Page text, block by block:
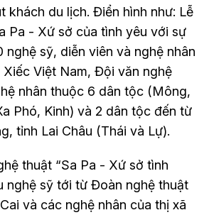
khách du lịch. Điển hình như: Lễ
Pa - Xứ sở của tình yêu với sự
nghệ sỹ, diễn viên và nghệ nhân
Việt Nam, Đội văn nghệ
nhân thuộc 6 dân tộc (Mông,
Phó, Kinh) và 2 dân tộc đến từ
tỉnh Lai Châu (Thái và Lự).
thuật “Sa Pa - Xứ sở tình
nghệ sỹ tới từ Đoàn nghệ thuật
và các nghệ nhân của thị xã